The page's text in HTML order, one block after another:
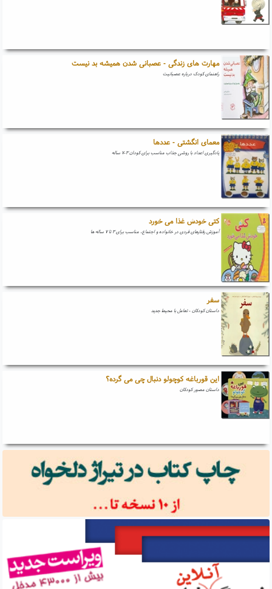
مهارت های زندگی - عصبانی شدن همیشه بد نیست
راهنمای کودک درباره عصبانیت
معمای انگشتی - عددها
یادگیری اعداد با روشی جذاب مناسب برای کودان ۳-۷ ساله
کتی خودش غذا می خورد
آموزش رفتارهای فردی در خانواده و اجتماع، مناسب برای ۳ تا ۷ ساله ها
سفر
داستان کودکان - تعامل با محیط جدید
این قورباغه کوچولو دنبال چی می گرده؟
داستان مصور کودکان